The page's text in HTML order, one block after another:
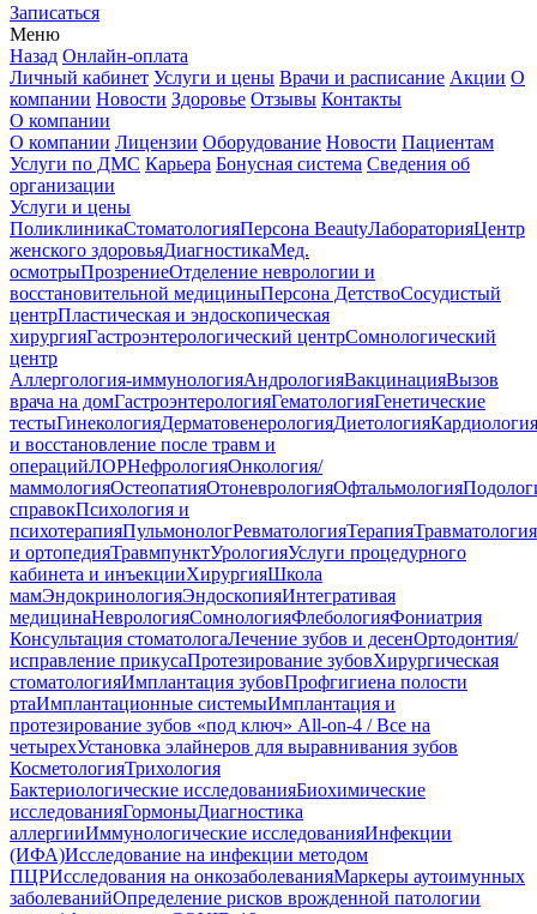
Записаться
Меню
Назад Онлайн-оплата
Личный кабинет Услуги и цены Врачи и расписание Акции О
компании Новости Здоровье Отзывы Контакты
О компании
О компании Лицензии Оборудование Новости Пациентам
Услуги по ДМС Карьера Бонусная система Сведения об
организации
Услуги и цены
ПоликлиникаСтоматологияПерсона BeautyЛабораторияЦентр
женского здоровьяДиагностикаМед.
осмотрыПрозрениеОтделение неврологии и
восстановительной медициныПерсона ДетствоСосудистый
центрПластическая и эндоскопическая
хирургияГастроэнтерологический центрСомнологический
центр
Аллергология-иммунологияАндрологияВакцинацияВызов
врача на домГастроэнтерологияГематологияГенетические
тестыГинекологияДерматовенерологияДиетологияКардиология
и восстановление после травм и
операцийЛОРНефрологияОнкология/
маммологияОстеопатияОтоневрологияОфтальмология
справокПсихология и
психотерапияПульмонологРевматологияТерапияТравматология
и ортопедияТравмпунктУрологияУслуги процедурного
кабинета и инъекцииХирургияШкола
мамЭндокринологияЭндоскопияИнтегративая
медицинаНеврологияСомнологияФлебологияФониатрия
Консультация стоматологаЛечение зубов и десенОртодонтия/
исправление прикусаПротезирование зубовХирургическая
стоматологияИмплантация зубовПрофгигиена полости
ртаИмплантационные системыИмплантация и
протезирование зубов «под ключ» All-on-4 / Все на
четырехУстановка элайнеров для выравнивания зубов
КосметологияТрихология
Бактериологические исследованияБиохимические
исследованияГормоныДиагностика
аллергииИммунологические исследованияИнфекции
(ИФА)Исследование на инфекции методом
ПЦРИсследования на онкозаболеванияМаркеры аутоимунных
заболеванийОпределение рисков врожденной патологии